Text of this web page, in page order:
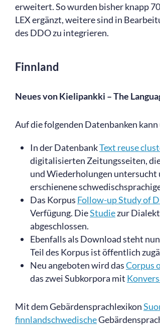
erweitert. So wurden bisher knapp
LEX ergänzt, weitere sind in
des DDO zu integrieren.
Finnland
Neues von Kielipankki – The
Auf die folgenden Datenbanken
In der DatenbankText reuse
digitalisierten Zeitungsseiten,
und Wiederholungen
erschienene
Das Korpus Follow-up Study of
Verfügung. DieStudiezur
abgeschlossen.
Ebenfalls als Download steht
Teil des Korpus ist öffentlich
Neu angeboten wird dasCorpus
das zwei Subkorpora mit
Mit dem Gebärdensprachlexikon
finnlandschwedische